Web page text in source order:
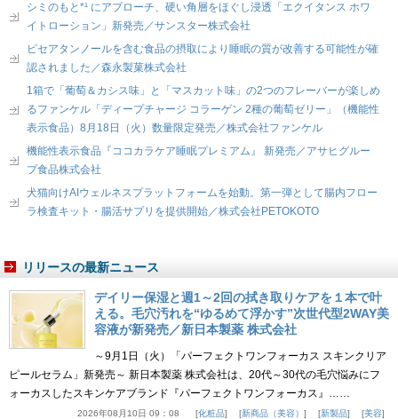
シミのもと*¹ にアプローチ、硬い角層をほぐし浸透「エクイタンス ホワ
イトローション」新発売／サンスター株式会社
ピセアタンノールを含む食品の摂取により睡眠の質が改善する可能性が確
認されました／森永製菓株式会社
1箱で「葡萄＆カシス味」と「マスカット味」の2つのフレーバーが楽しめ
るファンケル「ディープチャージ コラーゲン 2種の葡萄ゼリー」（機能性
表示食品）8月18日（火）数量限定発売／株式会社ファンケル
機能性表示食品『ココカラケア睡眠プレミアム』 新発売／アサヒグルー
プ食品株式会社
犬猫向けAIウェルネスプラットフォームを始動。第一弾として腸内フロー
ラ検査キット・腸活サプリを提供開始／株式会社PETOKOTO
リリースの最新ニュース
デイリー保湿と週1～2回の拭き取りケアを１本で叶
える。毛穴汚れを“ゆるめて浮かす”次世代型2WAY美
容液が新発売／新日本製薬 株式会社
～9月1日（火）「パーフェクトワンフォーカス スキンクリア
ピールセラム」新発売～ 新日本製薬 株式会社は、20代～30代の毛穴悩みにフ
ォーカスしたスキンケアブランド『パーフェクトワンフォーカス』……
2026年08月10日 09：08 化粧品 新商品（美容） 新製品 美容